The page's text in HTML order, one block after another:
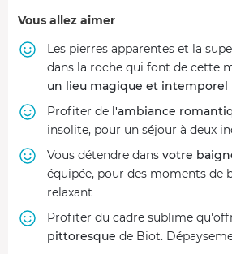
Vous allez aimer
Les pierres apparentes et la
dans la roche qui font de cette
un lieu magique et intemporel
Profiter de l'ambiance
insolite, pour un séjour à deux
Vous détendre dans votre
équipée, pour des moments de
relaxant
Profiter du cadre sublime
pittoresque de Biot.